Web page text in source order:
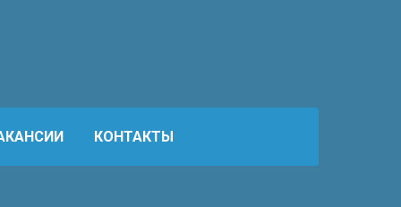
КОНТАКТЫ